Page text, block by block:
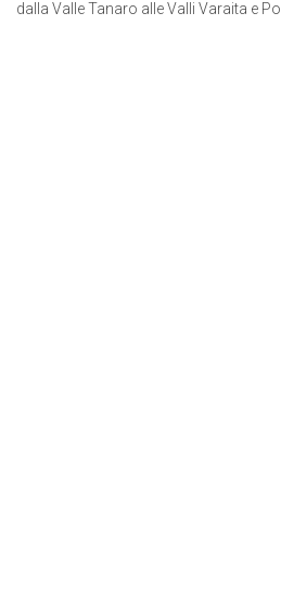
dalla Valle Tanaro alle Valli Varaita e Po.